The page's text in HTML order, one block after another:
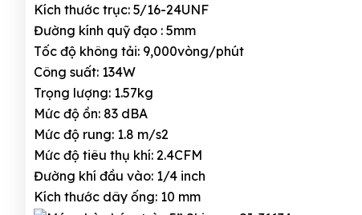
Kích thước trục: 5/16-24UNF
Đường kính quỹ đạo : 5mm
Tốc độ không tải: 9,000vòng/phút
Công suất: 134W
Trọng lượng: 1.57kg
Mức độ ồn: 83 dBA
Mức độ rung: 1.8 m/s2
Mức độ tiêu thụ khí: 2.4CFM
Đường khí đầu vào: 1/4 inch
Kích thước dây ống: 10 mm